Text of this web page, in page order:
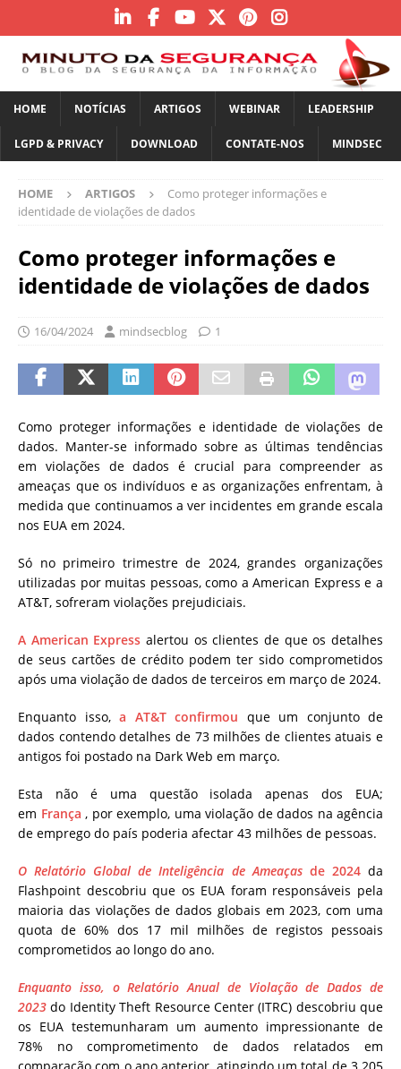
HOME NOTÍCIAS ARTIGOS WEBINAR LEADERSHIP
LGPD & PRIVACY DOWNLOAD CONTATE-NOS MINDSEC
HOME ARTIGOS
Como proteger informações e
identidade de violações de dados
Como proteger informações e
identidade de violações de dados
16/04/2024 mindsecblog 1
Como proteger informações e identidade de violações de
dados. Manter-se informado sobre as últimas tendências
em violações de dados é crucial para compreender as
ameaças que os indivíduos e as organizações enfrentam, à
medida que continuamos a ver incidentes em grande escala
nos EUA em 2024.
Só no primeiro trimestre de 2024, grandes organizações
utilizadas por muitas pessoas, como a American Express e a
AT&T, sofreram violações prejudiciais.
A American Express alertou os clientes de que os detalhes
de seus cartões de crédito podem ter sido comprometidos
após uma violação de dados de terceiros em março de 2024.
Enquanto isso, a AT&T confirmou que um conjunto de
dados contendo detalhes de 73 milhões de clientes atuais e
antigos foi postado na Dark Web em março.
Esta não é uma questão isolada apenas dos EUA;
em França , por exemplo, uma violação de dados na agência
de emprego do país poderia afectar 43 milhões de pessoas.
O Relatório Global de Inteligência de Ameaçasde 2024da
Flashpoint descobriu que os EUA foram responsáveis ​​pela
maioria das violações de dados globais em 2023, com uma
quota de 60% dos 17 mil milhões de registos pessoais
comprometidos ao longo do ano.
Enquanto isso, o Relatório Anual de Violação de Dados de
2023 do Identity Theft Resource Center (ITRC) descobriu que
os EUA testemunharam um aumento impressionante de
78% no comprometimento de dados relatados em